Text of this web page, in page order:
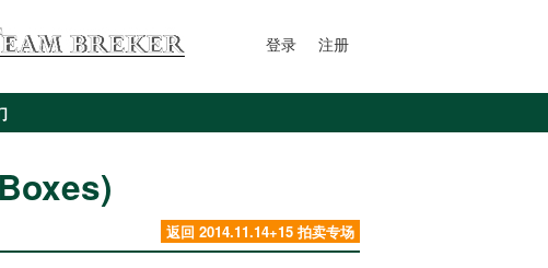
登录 注册
返回 2014.11.14+15 拍卖专场